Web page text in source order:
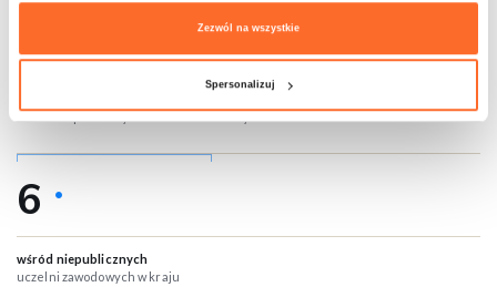
Zezwól na wszystkie
Spersonalizuj
1
6 •
wśród niepublicznych
uczelni zawodowych w kraju